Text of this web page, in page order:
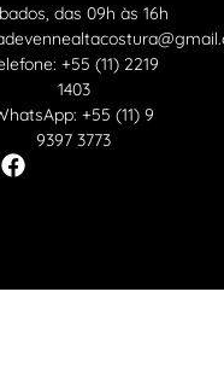
das 09h às 16h
+55 (11) 2219
1403
+55 (11) 9
9397 3773